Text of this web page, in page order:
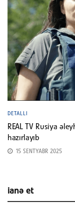
DETALLI
REAL TV Rusiya
hazırlayıb
15 SENTYABR 2025
ianə et